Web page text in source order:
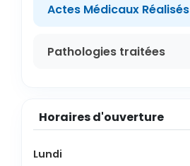
Actes Médicaux Réalisés
Pathologies traitées
Horaires d'ouverture
Lundi